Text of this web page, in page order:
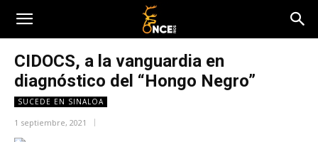
CIDOCS, a la vanguardia en
diagnóstico del “Hongo Negro”
SUCEDE EN SINALOA
1 septiembre, 2021